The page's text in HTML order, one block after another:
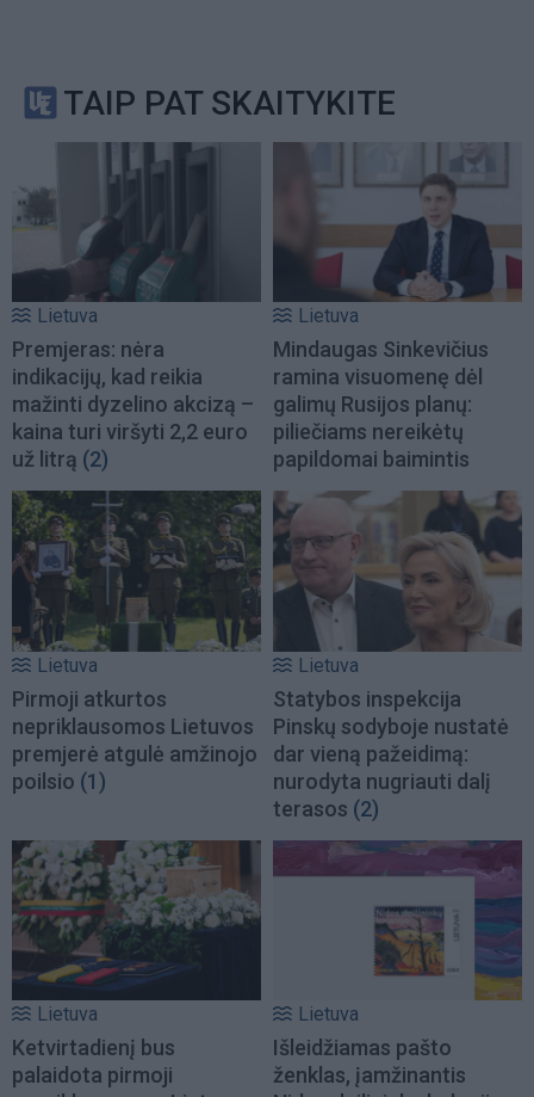
TAIP PAT SKAITYKITE
Lietuva
Premjeras: nėra
indikacijų, kad reikia
mažinti dyzelino akcizą –
kaina turi viršyti 2,2 euro
už litrą (2)
Lietuva
Mindaugas Sinkevičius
ramina visuomenę dėl
galimų Rusijos planų:
piliečiams nereikėtų
papildomai baimintis
Lietuva
Pirmoji atkurtos
nepriklausomos Lietuvos
premjerė atgulė amžinojo
poilsio (1)
Lietuva
Statybos inspekcija
Pinskų sodyboje nustatė
dar vieną pažeidimą:
nurodyta nugriauti dalį
terasos (2)
Lietuva
Ketvirtadienį bus
palaidota pirmoji
Lietuva
Išleidžiamas pašto
ženklas, įamžinantis